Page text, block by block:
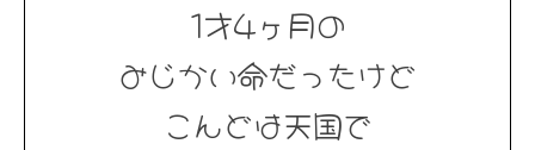
1才4ヶ月の
みじかい命だったけど
こんどは天国で